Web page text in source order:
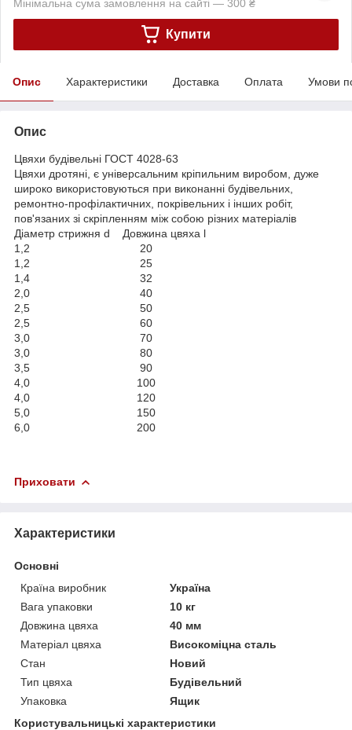
Мінімальна сума замовлення на сайті — 300 ₴
Купити
Опис Характеристики Доставка Оплата Умови
Опис
Цвяхи будівельні ГОСТ 4028-63
Цвяхи дротяні, є універсальним кріпильним виробом, дуже
широко використовуються при виконанні будівельних,
ремонтно-профілактичних, покрівельних і інших робіт,
пов'язаних зі скріпленням між собою різних матеріалів
Діаметр стрижня d Довжина цвяха l
1,2 20
1,2 25
1,4 32
2,0 40
2,5 50
2,5 60
3,0 70
3,0 80
3,5 90
4,0 100
4,0 120
5,0 150
6,0 200
Приховати
Характеристики
Основні
Країна виробник
Україна
Вага упаковки
10 кг
Довжина цвяха
40 мм
Матеріал цвяха
Високоміцна сталь
Стан
Новий
Тип цвяха
Будівельний
Упаковка
Ящик
Користувальницькі характеристики